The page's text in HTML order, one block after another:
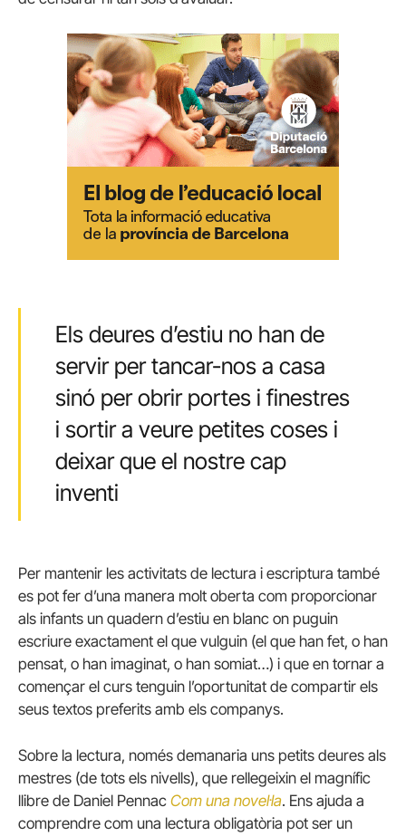
Els deures d’estiu no han de
servir per tancar-nos a casa
sinó per obrir portes i finestres
i sortir a veure petites coses i
deixar que el nostre cap
inventi
Per mantenir les activitats de lectura i escriptura també
es pot fer d’una manera molt oberta com proporcionar
als infants un quadern d’estiu en blanc on puguin
escriure exactament el que vulguin (el que han fet, o han
pensat, o han imaginat, o han somiat…) i que en tornar a
començar el curs tenguin l’oportunitat de compartir els
seus textos preferits amb els companys.
Sobre la lectura, només demanaria uns petits deures als
mestres (de tots els nivells), que rellegeixin el magnífic
llibre de Daniel Pennac Com una novel·la. Ens ajuda a
comprendre com una lectura obligatòria pot ser un